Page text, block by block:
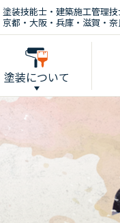
塗装技能士・建築施工管理
京都・大阪・兵庫・滋賀・
塗装について